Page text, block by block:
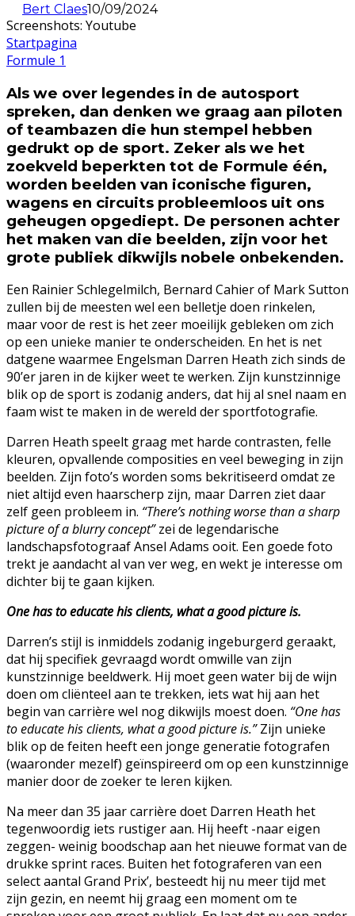
Bert Claes10/09/2024
Screenshots: Youtube
Startpagina
Formule 1
Als we over legendes in de autosport
spreken, dan denken we graag aan piloten
of teambazen die hun stempel hebben
gedrukt op de sport. Zeker als we het
zoekveld beperkten tot de Formule één,
worden beelden van iconische figuren,
wagens en circuits probleemloos uit ons
geheugen opgediept. De personen achter
het maken van die beelden, zijn voor het
grote publiek dikwijls nobele onbekenden.
Een Rainier Schlegelmilch, Bernard Cahier of Mark Sutton
zullen bij de meesten wel een belletje doen rinkelen,
maar voor de rest is het zeer moeilijk gebleken om zich
op een unieke manier te onderscheiden. En het is net
datgene waarmee Engelsman Darren Heath zich sinds de
90’er jaren in de kijker weet te werken. Zijn kunstzinnige
blik op de sport is zodanig anders, dat hij al snel naam en
faam wist te maken in de wereld der sportfotografie.
Darren Heath speelt graag met harde contrasten, felle
kleuren, opvallende composities en veel beweging in zijn
beelden. Zijn foto’s worden soms bekritiseerd omdat ze
niet altijd even haarscherp zijn, maar Darren ziet daar
zelf geen probleem in. “There’s nothing worse than a sharp
picture of a blurry concept”zei de legendarische
landschapsfotograaf Ansel Adams ooit. Een goede foto
trekt je aandacht al van ver weg, en wekt je interesse om
dichter bij te gaan kijken.
One has to educate his clients, what a good picture is.
Darren’s stijl is inmiddels zodanig ingeburgerd geraakt,
dat hij specifiek gevraagd wordt omwille van zijn
kunstzinnige beeldwerk. Hij moet geen water bij de wijn
doen om cliënteel aan te trekken, iets wat hij aan het
begin van carrière wel nog dikwijls moest doen. “One has
to educate his clients, what a good picture is.”Zijn unieke
blik op de feiten heeft een jonge generatie fotografen
(waaronder mezelf) geïnspireerd om op een kunstzinnige
manier door de zoeker te leren kijken.
Na meer dan 35 jaar carrière doet Darren Heath het
tegenwoordig iets rustiger aan. Hij heeft -naar eigen
zeggen- weinig boodschap aan het nieuwe format van de
drukke sprint races. Buiten het fotograferen van een
select aantal Grand Prix’, besteedt hij nu meer tijd met
zijn gezin, en neemt hij graag een moment om te